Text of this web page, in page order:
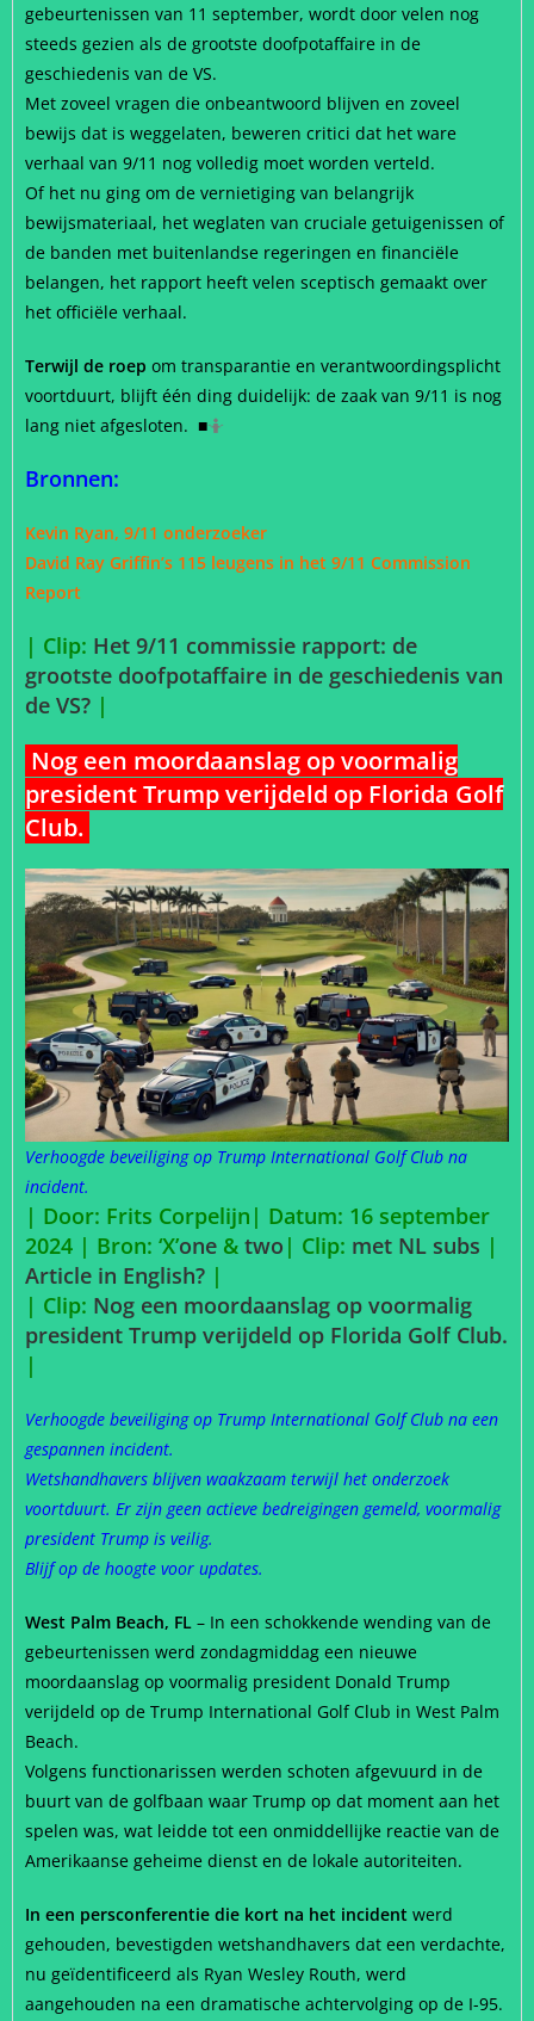
gebeurtenissen van 11 september, wordt door velen nog
steeds gezien als de grootste doofpotaffaire in de
geschiedenis van de VS.
Met zoveel vragen die onbeantwoord blijven en zoveel
bewijs dat is weggelaten, beweren critici dat het ware
verhaal van 9/11 nog volledig moet worden verteld.
Of het nu ging om de vernietiging van belangrijk
bewijsmateriaal, het weglaten van cruciale getuigenissen of
de banden met buitenlandse regeringen en financiële
belangen, het rapport heeft velen sceptisch gemaakt over
het officiële verhaal.
Terwijl de roep om transparantie en verantwoordingsplicht
voortduurt, blijft één ding duidelijk: de zaak van 9/11 is nog
lang niet afgesloten. ■🤷
Bronnen:
Kevin Ryan, 9/11 onderzoeker
David Ray Griffin’s 115 leugens in het 9/11 Commission
Report
| Clip: Het 9/11 commissie rapport: de
grootste doofpotaffaire in de geschiedenis van
de VS? |
Nog een moordaanslag op voormalig
president Trump verijdeld op Florida Golf
Club.
Verhoogde beveiliging op Trump International Golf Club na
incident.
| Door: Frits Corpelijn| Datum: 16 september
2024 | Bron: ‘X’one & two | Clip: met NL subs |
Article in English? |
| Clip: Nog een moordaanslag op voormalig
president Trump verijdeld op Florida Golf Club.
|
Verhoogde beveiliging op Trump International Golf Club na een
gespannen incident.
Wetshandhavers blijven waakzaam terwijl het onderzoek
voortduurt. Er zijn geen actieve bedreigingen gemeld, voormalig
president Trump is veilig.
Blijf op de hoogte voor updates.
West Palm Beach, FL – In een schokkende wending van de
gebeurtenissen werd zondagmiddag een nieuwe
moordaanslag op voormalig president Donald Trump
verijdeld op de Trump International Golf Club in West Palm
Beach.
Volgens functionarissen werden schoten afgevuurd in de
buurt van de golfbaan waar Trump op dat moment aan het
spelen was, wat leidde tot een onmiddellijke reactie van de
Amerikaanse geheime dienst en de lokale autoriteiten.
In een persconferentie die kort na het incident werd
gehouden, bevestigden wetshandhavers dat een verdachte,
nu geïdentificeerd als Ryan Wesley Routh, werd
aangehouden na een dramatische achtervolging op de I-95.